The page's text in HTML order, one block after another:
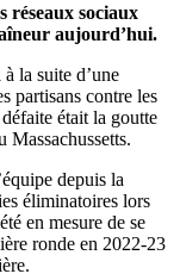
réseaux sociaux
aujourd’hui.
la suite d’une
partisans contre les
était la goutte
Massachussetts.
depuis la
éliminatoires lors
en mesure de se
ronde en 2022-23